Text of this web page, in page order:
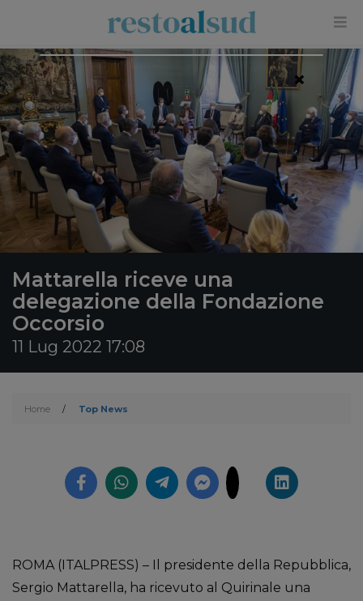
Mattarella riceve una
delegazione della Fondazione
Occorsio
11 Lug 2022 17:08
Home / Top News
ROMA (ITALPRESS) – Il presidente della Repubblica,
Sergio Mattarella, ha ricevuto al Quirinale una
×